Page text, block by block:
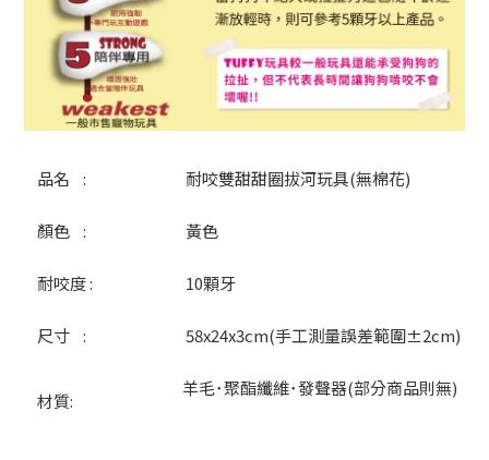
品名 : 耐咬雙甜甜圈拔河玩具(無棉花)
顏色 : 黃色
耐咬度 : 10顆牙
尺寸 : 58x24x3cm(手工測量誤差範圍±2cm)
材質:
羊毛･聚酯纖維･發聲器(部分商品則無)